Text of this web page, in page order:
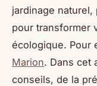
jardinage
pour transformer
écologique. Pour
Marion. Dans cet
conseils, de la